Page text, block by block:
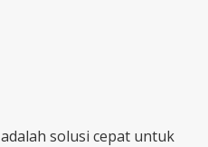
adalah solusi cepat untuk